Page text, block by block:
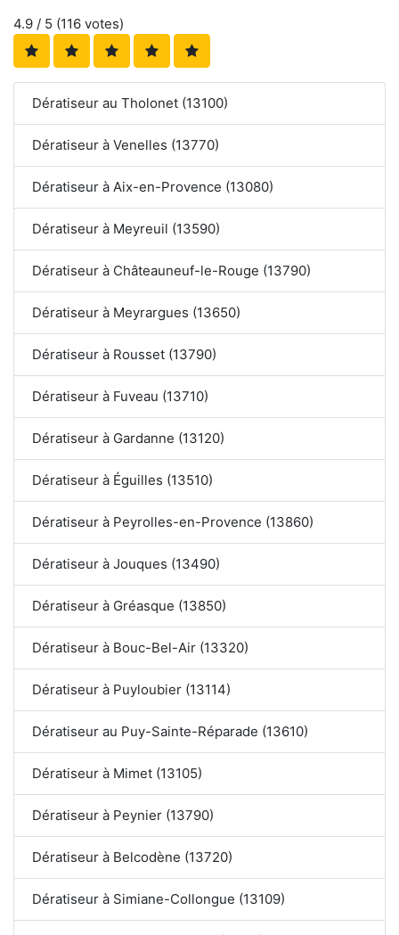
4.9 / 5 (116 votes)
Dératiseur au Tholonet (13100)
Dératiseur à Venelles (13770)
Dératiseur à Aix-en-Provence (13080)
Dératiseur à Meyreuil (13590)
Dératiseur à Châteauneuf-le-Rouge (13790)
Dératiseur à Meyrargues (13650)
Dératiseur à Rousset (13790)
Dératiseur à Fuveau (13710)
Dératiseur à Gardanne (13120)
Dératiseur à Éguilles (13510)
Dératiseur à Peyrolles-en-Provence (13860)
Dératiseur à Jouques (13490)
Dératiseur à Gréasque (13850)
Dératiseur à Bouc-Bel-Air (13320)
Dératiseur à Puyloubier (13114)
Dératiseur au Puy-Sainte-Réparade (13610)
Dératiseur à Mimet (13105)
Dératiseur à Peynier (13790)
Dératiseur à Belcodène (13720)
Dératiseur à Simiane-Collongue (13109)